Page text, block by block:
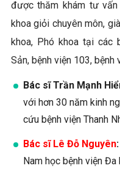
được thăm khám tư
khoa giỏi chuyên môn,
khoa, Phó khoa tại các
Sản, bệnh viện 103, bệnh
Bác sĩ Trần Mạnh
với hơn 30 năm kinh
cứu bệnh viện Thanh
Bác sĩ Lê Đỗ Nguyên:
Nam học bệnh viện